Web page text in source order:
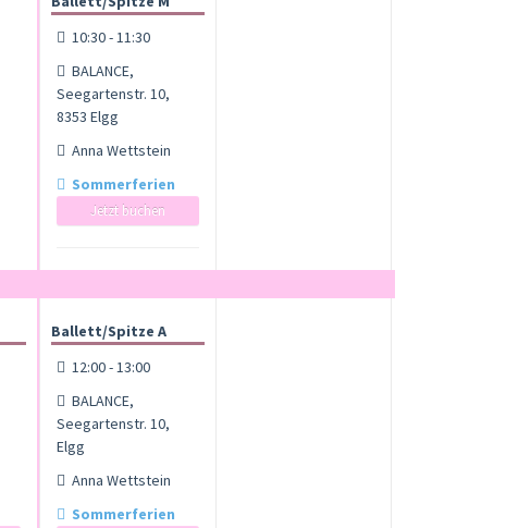
10:30 - 11:30
BALANCE,
Seegartenstr. 10,
8353 Elgg
Anna Wettstein
Sommerferien
Jetzt buchen
Ballett/Spitze A
12:00 - 13:00
BALANCE,
Seegartenstr. 10,
Elgg
Anna Wettstein
Sommerferien